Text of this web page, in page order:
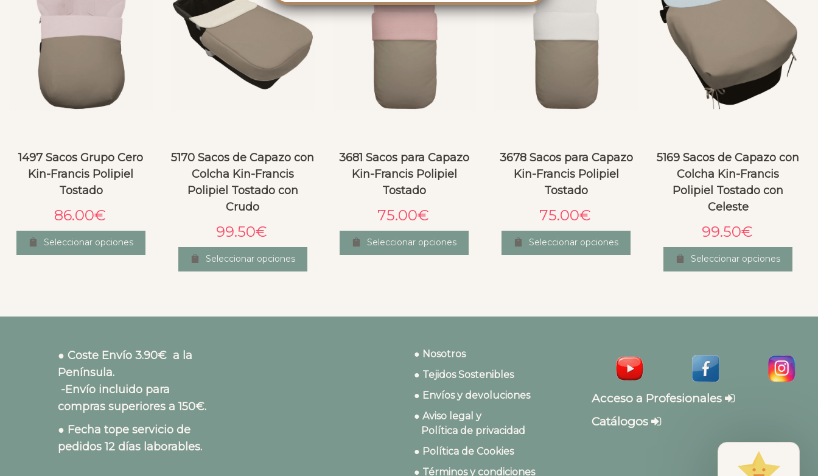
1497 Sacos Grupo Cero
Kin-Francis Polipiel
Tostado
86.00€
Seleccionar opciones
5170 Sacos de Capazo con
Colcha Kin-Francis
Polipiel Tostado con
Crudo
99.50€
Seleccionar opciones
3681 Sacos para Capazo
Kin-Francis Polipiel
Tostado
75.00€
Seleccionar opciones
3678 Sacos para Capazo
Kin-Francis Polipiel
Tostado
75.00€
Seleccionar opciones
5169 Sacos de Capazo con
Colcha Kin-Francis
Polipiel Tostado con
Celeste
99.50€
Seleccionar opciones
● Coste Envío 3.90€ a la
Península.
-Envío incluido para
compras superiores a 150€.
● Fecha tope servicio de
pedidos 12 días laborables.
● Nosotros
● Tejidos Sostenibles
● Envíos y devoluciones
● Aviso legal y
Política de privacidad
● Política de Cookies
● Términos y condiciones
Acceso a Profesionales
Catálogos